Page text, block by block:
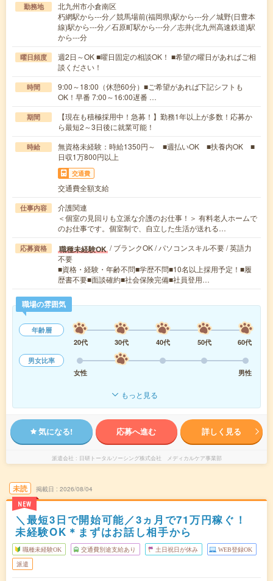
勤務地
北九州市小倉南区
朽網駅から---分／競馬場前(福岡県)駅から---分／城野(日豊本
線)駅から---分／石原町駅から---分／志井(北九州高速鉄道)駅
から---分
曜日頻度
週2日～OK ■曜日固定の相談OK！ ■希望の曜日があればご相
談ください！
時間
9:00～18:00（休憩60分）■ご希望があれば下記シフトも
OK！早番 7:00～16:00遅番 …
期間
【現在も積極採用中！急募！】勤務1年以上が多数！応募か
ら最短2～3日後に就業可能！
時給
無資格未経験：時給1350円～ ■週払いOK ■扶養内OK ■
日収1万800円以上
交通費
交通費全額支給
仕事内容
介護関連
＜個室の見回りも立派な介護のお仕事！＞ 有料老人ホームで
のお仕事です。個室制で、自立した生活が送れる…
応募資格 職種未経験OK / ブランクOK / パソコンスキル不要 / 英語力
不要
■資格・経験・年齢不問■学歴不問■10名以上採用予定！■履
歴書不要■面談確約■社会保険完備■社員登用…
職場の雰囲気
年齢層
20代
30代 40代 50代
60代
男女比率
女性
男性
もっと見る
気になる! 応募へ進む 詳しく見る
派遣会社 日研トータルソーシング株式会社 メディカルケア事業部
未読
NEW
掲載日 2026/08/04
＼最短3日で開始可能／3ヵ月で71万円稼ぐ！
未経験OK＊まずはお話し相手から
職種未経験OK 交通費別途支給あり 土日祝日が休み WEB登録OK
派遣